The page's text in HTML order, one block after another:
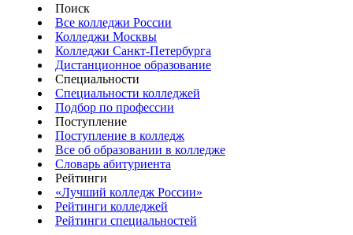
Поиск
Все колледжи России
Колледжи Москвы
Колледжи Санкт-Петербурга
Дистанционное образование
Специальности
Специальности колледжей
Подбор по профессии
Поступление
Поступление в колледж
Все об образовании в колледже
Словарь абитуриента
Рейтинги
«Лучший колледж России»
Рейтинги колледжей
Рейтинги специальностей